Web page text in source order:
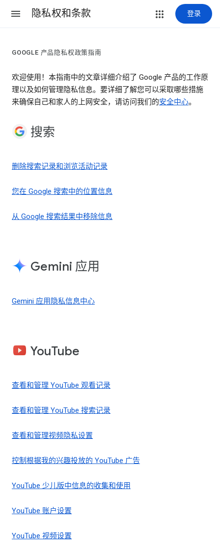
隐私权和条款 登录
GOOGLE 产品隐私权政策指南
欢迎使用！本指南中的文章详细介绍了 Google 产品的工作原
理以及如何管理隐私信息。要详细了解您可以采取哪些措施
来确保自己和家人的上网安全，请访问我们的安全中心。
搜索
删除搜索记录和浏览活动记录
您在 Google 搜索中的位置信息
从 Google 搜索结果中移除信息
Gemini 应用
Gemini 应用隐私信息中心
YouTube
查看和管理 YouTube 观看记录
查看和管理 YouTube 搜索记录
查看和管理视频隐私设置
控制根据我的兴趣投放的 YouTube 广告
YouTube 少儿版中信息的收集和使用
YouTube 账户设置
YouTube 视频设置